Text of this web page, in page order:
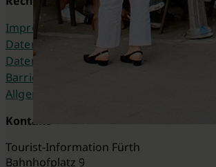
Impressum
Datenschutzerklärung
Datenschutzeinstellungen
Barrierefreiheitserklärung
Allgemeine Geschäftsbedingungen
Kontakt
Tourist-Information Fürth
Bahnhofplatz 9